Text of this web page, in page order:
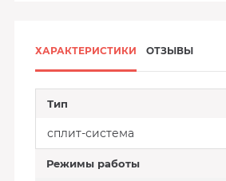
ХАРАКТЕРИСТИКИ ОТЗЫВЫ
Тип
сплит-система
Режимы работы